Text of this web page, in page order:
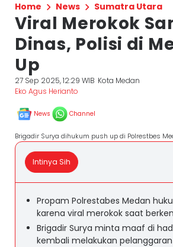
Home News Sumatra Utara
Viral Merokok
Dinas, Polisi di
Up
27 Sep 2025, 12:29 WIB Kota Medan
Eko Agus Herianto
News Channel
Brigadir Surya dihukum push up di Polrestbes
Intinya Sih
Propam Polrestabes Medan
karena viral merokok saat
Brigadir Surya minta maaf di
kembali melakukan pelanggaran